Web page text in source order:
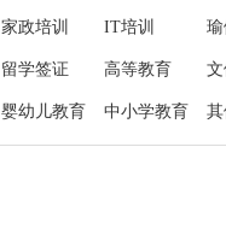
家政培训 IT培训 瑜
留学签证 高等教育 文
婴幼儿教育 中小学教育 其